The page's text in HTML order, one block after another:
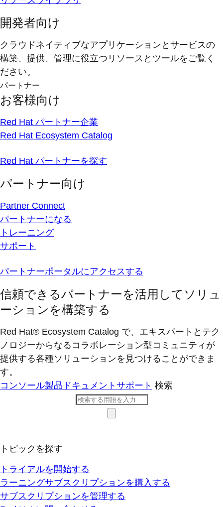
開発者向け
クラウドネイティブなアプリケーションとサービスの
構築、提供、管理に役立つリソースとツールをご覧く
ださい。
パートナー
お客様向け
Red Hat パートナー企業
Red Hat Ecosystem Catalog
Red Hat パートナーを探す
パートナー向け
Partner Connect
パートナーになる
トレーニング
サポート
パートナーポータルにアクセスする
信頼できるパートナーを活用してソリュ
ーションを構築する
Red Hat® Ecosystem Catalog で、エキスパートとテク
ノロジーからなるコラボレーション型コミ​ュニティが
提供する各種ソリューションを見つけることができま
す。
コンソール製品ドキュメント サポート 検索
トピックを探す
トライアルを開始する
ラーニングサブスクリプションを購入する
サブスクリプションを管理する